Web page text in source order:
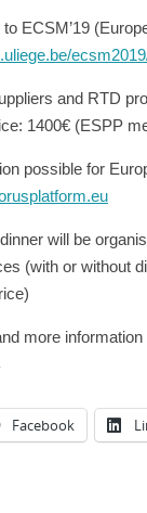
ECSM’19
and RTD
1400€ (ESPP
possible for
will be
(with or without
more information
Facebook